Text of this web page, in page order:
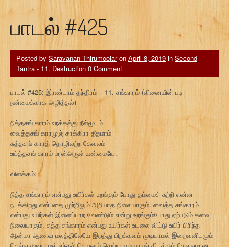
பாடல் #425
Posted by Saravanan Thirumoolaron April 8, 2019 in Second
Tantra - 11. Destruction 0 Comment
பாடல் #425: இரண்டாம் தந்திரம் – 11. சங்காரம் (வினையின் படி
நன்மைக்காக அழித்தல்)
நித்தசங் காரம் உறக்கத்து நீள்மூடம்
வைத்தசங் காரமுஞ் சாக்கிரா தீதமாம்
சுத்தசங் காரத் தொழிலற்ற கேவலம்
உய்த்தசங் காரம் பரன்அருள் உண்மையே.
விளக்கம்:
நித்த சங்காரம் என்பது உயிர்கள் உறங்கும் போது தம்மைச் சுற்றி என்ன
நடக்கிறது என்பதை முற்றிலும் அறியாத நிலையாகும். வைத்த சங்காரம்
என்பது உயிர்கள் இளைப்பாற வேண்டும் என்று உறங்கும்போது ஏற்படும் கனவு
நிலையாகும். சுத்த சங்காரம் என்பது உயிர்கள் உடலை விட்டு உயிர் பிரிந்த
ஆன்மா ஆணவ மலத்திலேயே இருந்து பிறக்கவும் முடியாமல் இறைவனிடமும்